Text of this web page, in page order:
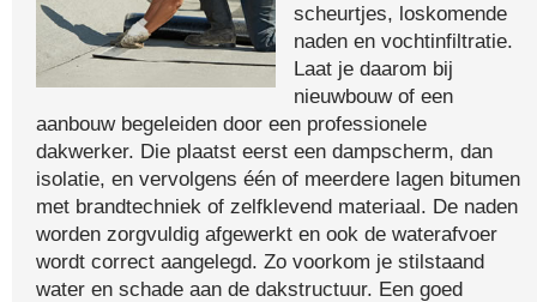
scheurtjes, loskomende
naden en vochtinfiltratie.
Laat je daarom bij
nieuwbouw of een
aanbouw begeleiden door een professionele
dakwerker. Die plaatst eerst een dampscherm, dan
isolatie, en vervolgens één of meerdere lagen bitumen
met brandtechniek of zelfklevend materiaal. De naden
worden zorgvuldig afgewerkt en ook de waterafvoer
wordt correct aangelegd. Zo voorkom je stilstaand
water en schade aan de dakstructuur. Een goed